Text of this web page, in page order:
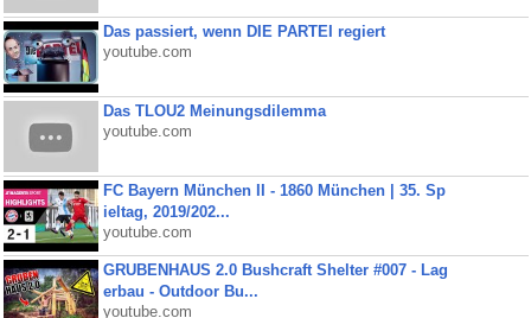
Das passiert, wenn DIE PARTEI regiert
youtube.com
Das TLOU2 Meinungsdilemma
youtube.com
FC Bayern München II - 1860 München | 35. Sp
ieltag, 2019/202...
youtube.com
GRUBENHAUS 2.0 Bushcraft Shelter #007 - Lag
erbau - Outdoor Bu...
youtube.com